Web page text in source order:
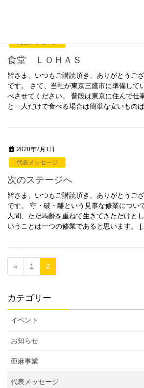
代表メッセージ
食堂 ＬＯＨＡＳ
皆さま、いつもご購読頂き、ありがとうご
です。 さて、当社が東京三鷹市に準備して
べさせてください。 普段は東京に住んで仕
と一人だけで食べる場合は簡単な安いもの
2020年2月1日
代表メッセージ
次のステージへ
皆さま、いつもご購読頂き、ありがとうご
です。 守・破・離という見事な修業につい
人間、ただ馬齢を重ねて生きてきただけと
いうことは一つの修業であると思います。
« 1 2
カテゴリー
イベント
お知らせ
亜麻事業
代表メッセージ